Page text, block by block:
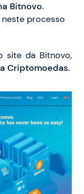
Bitnovo.
processo
site da Bitnovo,
Criptomoedas.